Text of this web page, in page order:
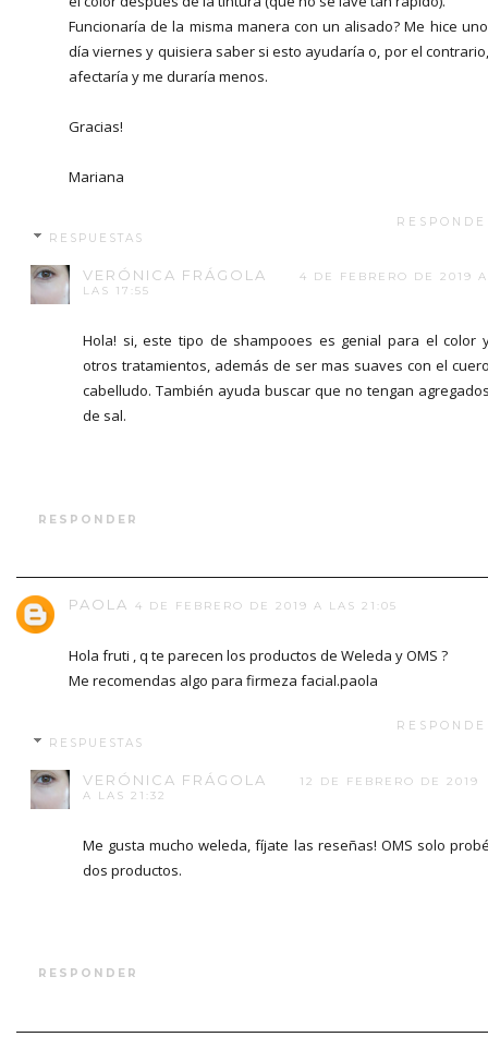
Funcionaría de la misma manera con un alisado? Me hice
día viernes y quisiera saber si esto ayudaría o, por el
afectaría y me duraría menos.
Gracias!
Mariana
RESPUESTAS
VERÓNICA FRÁGOLA
4 DE FEBRERO DE 2019 A
LAS 17:55
Hola! si, este tipo de shampooes es genial para el color
otros tratamientos, además de ser mas suaves con el
cabelludo. También ayuda buscar que no tengan
de sal.
RESPONDER
PAOLA 4 DE FEBRERO DE 2019 A LAS 21:05
Hola fruti , q te parecen los productos de Weleda y OMS ?
Me recomendas algo para firmeza facial.paola
RESPUESTAS
VERÓNICA FRÁGOLA
12 DE FEBRERO DE 2019
A LAS 21:32
Me gusta mucho weleda, fíjate las reseñas! OMS solo
dos productos.
RESPONDER